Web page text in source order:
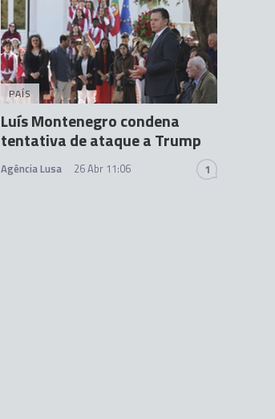
PAÍS
Luís Montenegro condena
tentativa de ataque a Trump
Agência Lusa 26 Abr 11:06 1